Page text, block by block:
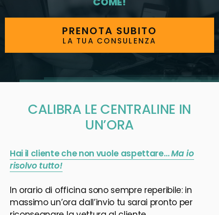
PRENOTA SUBITO
LA TUA CONSULENZA
CALIBRA LE CENTRALINE IN
UN’ORA
Hai il cliente che non vuole aspettare…Ma io
risolvo tutto!
In orario di officina sono sempre reperibile: in
massimo un’ora dall’invio tu sarai pronto per